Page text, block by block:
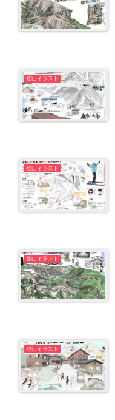
登山イラスト
登山イラスト
登山イラスト
登山イラスト